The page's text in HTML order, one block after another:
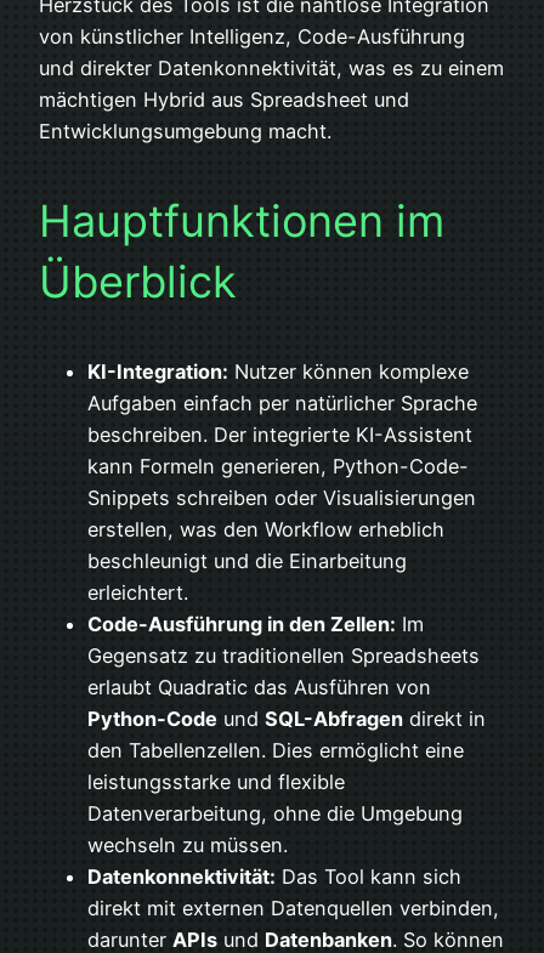
von künstlicher Intelligenz, Code-Ausführung
und direkter Datenkonnektivität, was es zu einem
mächtigen Hybrid aus Spreadsheet und
Entwicklungsumgebung macht.
Hauptfunktionen im
Überblick
KI-Integration: Nutzer können komplexe
Aufgaben einfach per natürlicher Sprache
beschreiben. Der integrierte KI-Assistent
kann Formeln generieren, Python-Code-
Snippets schreiben oder Visualisierungen
erstellen, was den Workflow erheblich
beschleunigt und die Einarbeitung
erleichtert.
Code-Ausführung in den Zellen: Im
Gegensatz zu traditionellen Spreadsheets
erlaubt Quadratic das Ausführen von
Python-Code und SQL-Abfragen direkt in
den Tabellenzellen. Dies ermöglicht eine
leistungsstarke und flexible
Datenverarbeitung, ohne die Umgebung
wechseln zu müssen.
Datenkonnektivität: Das Tool kann sich
direkt mit externen Datenquellen verbinden,
darunter APIs und Datenbanken. So können